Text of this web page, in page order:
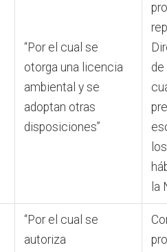
“Por el cual se
otorga una licencia
ambiental y se
adoptan otras
disposiciones”
de
la
“Por el cual se
autoriza